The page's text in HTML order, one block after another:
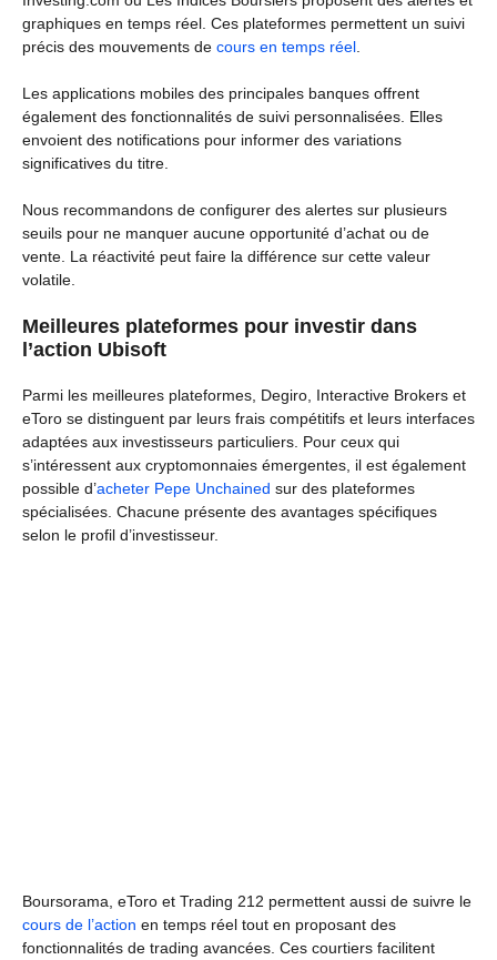
graphiques en temps réel. Ces plateformes permettent un suivi
précis des mouvements de cours en temps réel
Les applications mobiles des principales banques offrent
également des fonctionnalités de suivi personnalisées. Elles
envoient des notifications pour informer des variations
significatives du titre.
Nous recommandons de configurer des alertes sur plusieurs
seuils pour ne manquer aucune opportunité d’achat ou de
vente. La réactivité peut faire la différence sur cette valeur
volatile.
Meilleures plateformes pour investir dans
l’action Ubisoft
Parmi les meilleures plateformes, Degiro, Interactive Brokers et
eToro se distinguent par leurs frais compétitifs et leurs interfaces
adaptées aux investisseurs particuliers. Pour ceux qui
s’intéressent aux cryptomonnaies émergentes, il est également
possible d’acheter Pepe Unchained sur des plateformes
spécialisées. Chacune présente des avantages spécifiques
selon le profil d’investisseur.
Boursorama, eToro et Trading 212 permettent aussi de suivre le
cours de l’action en temps réel tout en proposant des
fonctionnalités de trading avancées. Ces courtiers facilitent